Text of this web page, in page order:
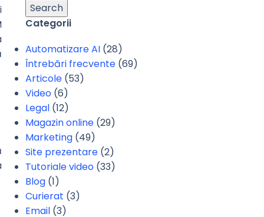
Search
Categorii
Automatizare AI(28)
Întrebări frecvente(69)
Articole(53)
Video(6)
Legal(12)
Magazin online(29)
Marketing(49)
Site prezentare(2)
Tutoriale video(33)
Blog(1)
Curierat (3)
Email(3)